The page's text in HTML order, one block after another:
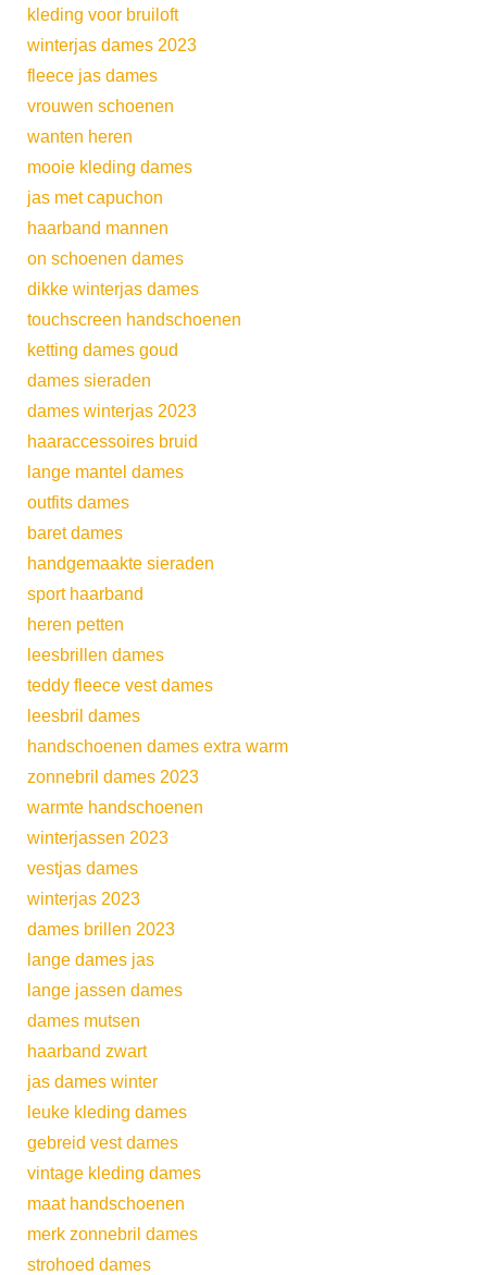
kleding voor bruiloft
winterjas dames 2023
fleece jas dames
vrouwen schoenen
wanten heren
mooie kleding dames
jas met capuchon
haarband mannen
on schoenen dames
dikke winterjas dames
touchscreen handschoenen
ketting dames goud
dames sieraden
dames winterjas 2023
haaraccessoires bruid
lange mantel dames
outfits dames
baret dames
handgemaakte sieraden
sport haarband
heren petten
leesbrillen dames
teddy fleece vest dames
leesbril dames
handschoenen dames extra warm
zonnebril dames 2023
warmte handschoenen
winterjassen 2023
vestjas dames
winterjas 2023
dames brillen 2023
lange dames jas
lange jassen dames
dames mutsen
haarband zwart
jas dames winter
leuke kleding dames
gebreid vest dames
vintage kleding dames
maat handschoenen
merk zonnebril dames
strohoed dames